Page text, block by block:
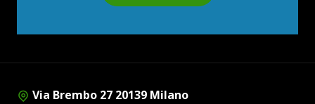
Via Brembo 27 20139 Milano